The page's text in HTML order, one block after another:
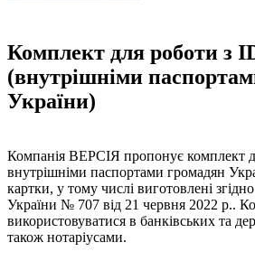
Комплект для роботи з
(внутрішніми
України)
Компанія ВЕРСІЯ пропонує комплект
внутрішніми паспортами громадян
картки, у тому числі виготовлені
України № 707 від 21 червня 2022 р..
використовуватися в банківських та
також нотаріусами.